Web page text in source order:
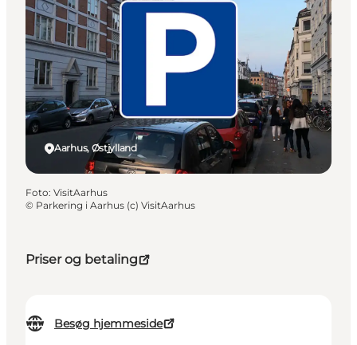
Priser og betaling
Besøg hjemmeside
Aarhus, Østjylland
Foto: VisitAarhus
© Parkering i Aarhus (c) VisitAarhus